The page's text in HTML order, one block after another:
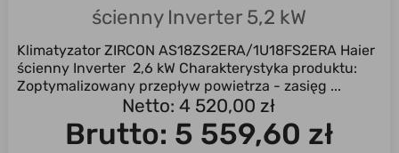
ścienny Inverter 5,2 kW
Klimatyzator ZIRCON AS18ZS2ERA/1U18FS2ERA Haier
ścienny Inverter 2,6 kW Charakterystyka produktu:
Zoptymalizowany przepływ powietrza - zasięg ...
Netto: 4 520,00 zł
Brutto: 5 559,60 zł